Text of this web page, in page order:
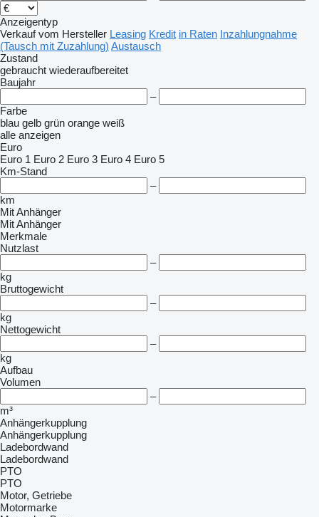
Anzeigentyp
Verkauf vom Hersteller Leasing Kredit in Raten Inzahlungnahme
(Tausch mit Zuzahlung) Austausch
Zustand
gebraucht wiederaufbereitet
Baujahr
–
Farbe
blau gelb grün orange weiß
alle anzeigen
Euro
Euro 1 Euro 2 Euro 3 Euro 4 Euro 5
Km-Stand
–
km
Mit Anhänger
Mit Anhänger
Merkmale
Nutzlast
–
kg
Bruttogewicht
–
kg
Nettogewicht
–
kg
Aufbau
Volumen
–
m³
Anhängerkupplung
Anhängerkupplung
Ladebordwand
Ladebordwand
PTO
PTO
Motor, Getriebe
Motormarke